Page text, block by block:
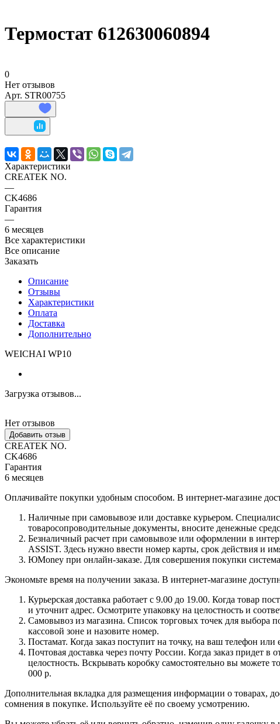
Термостат 612630060894
0
Нет отзывов
Арт. STR00755
Характеристики
CREATEK NO.
—
CK4686
Гарантия
—
6 месяцев
Все характеристики
Все описание
Заказать
Описание
Отзывы
Характеристики
Оплата
Доставка
Дополнительно
WEICHAI WP10
Загрузка отзывов...
Нет отзывов
Добавить отзыв
CREATEK NO.
CK4686
Гарантия
6 месяцев
Оплачивайте покупки удобным способом. В интернет-магазине
Наличные при самовывозе или доставке курьером.
товаросопроводительные документы, вносите денежные
Безналичный расчет при самовывозе или оформлении в
ASSIST. Здесь нужно ввести номер карты, срок действия и
ЮMoney при онлайн-заказе. Для совершения покупки
Экономьте время на получении заказа. В интернет-магазине
Курьерская доставка работает с 9.00 до 19.00. Когда товар
и уточнит адрес. Осмотрите упаковку на целостность и
Самовывоз из магазина. Список торговых точек для выбора
кассовой зоне и назовите номер.
Постамат. Когда заказ поступит на точку, на ваш телефон
Почтовая доставка через почту России. Когда заказ придет
целостность. Вскрывать коробку самостоятельно вы можете
000 р.
Дополнительная вкладка для размещения информации о товарах,
сомнения в покупке. Используйте её по своему усмотрению.